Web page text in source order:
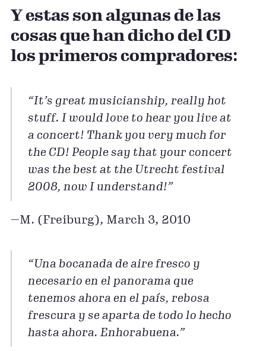
Y estas son algunas de las
cosas que han dicho del CD
los primeros compradores:
“It’s great musicianship, really hot
stuff. I would love to hear you live at
a concert! Thank you very much for
the CD! People say that your concert
was the best at the Utrecht festival
2008, now I understand!”
—M. (Freiburg), March 3, 2010
“Una bocanada de aire fresco y
necesario en el panorama que
tenemos ahora en el país, rebosa
frescura y se aparta de todo lo hecho
hasta ahora. Enhorabuena.”